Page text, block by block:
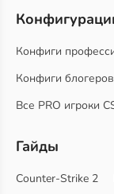
Конфиги
Конфиги блогеров
Все PRO игроки
Гайды
Counter-Strike 2